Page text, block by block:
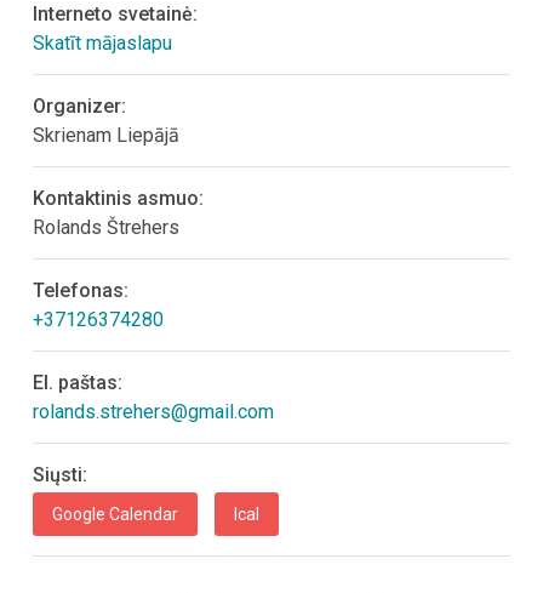
Interneto svetainė:
Skatīt mājaslapu
Organizer:
Skrienam Liepājā
Kontaktinis asmuo:
Rolands Štrehers
Telefonas:
+37126374280
El. paštas:
rolands.strehers@gmail.com
Siųsti:
Google Calendar Ical